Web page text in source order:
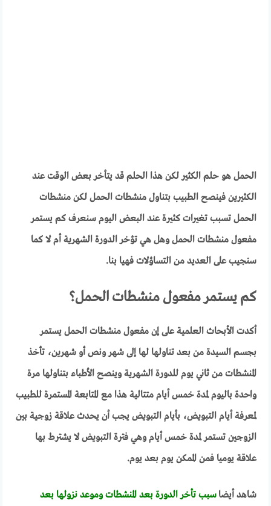
الحمل هو حلم الكثير لكن هذا الحلم قد يتأخر بعض الوقت عند
الكثيرين فينصح الطبيب بتناول منشطات الحمل لكن منشطات
الحمل تسبب تغيرات كثيرة عند البعض اليوم سنعرف كم يستمر
مفعول منشطات الحمل وهل هي تؤخر الدورة الشهرية أم لا كما
سنجيب على العديد من التساؤلات فهيا بنا.
كم يستمر مفعول منشطات الحمل؟
أكدت الأبحاث العلمية على إن مفعول منشطات الحمل يستمر
بجسم السيدة من بعد تناولها لها إلى شهر ونص أو شهرين، تأخذ
المنشطات من ثاني يوم للدورة الشهرية وينصح الأطباء بتناولها مرة
واحدة باليوم لمدة خمس أيام متتالية هذا مع المتابعة المستمرة للطبيب
لمعرفة أيام التبويض، بأيام التبويض يجب أن يحدث علاقة زوجية بين
الزوجين تستمر لمدة خمس أيام وهي فترة التبويض لا يشترط بها
علاقة يوميا فمن الممكن يوم بعد يوم.
شاهد أيضاسبب تأخر الدورة بعد المنشطات وموعد نزولها بعد